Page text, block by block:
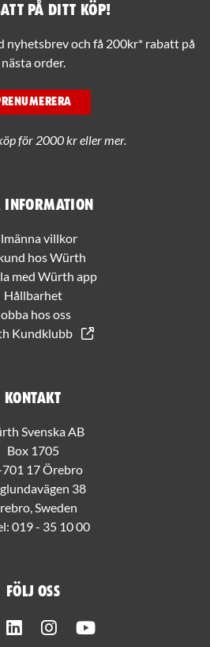
information
villkor
hos Würth
med Würth app
Hållbarhet
hos oss
Kundklubb
Kontakt
Svenska AB
Box 1705
701 17 Örebro
38
Sweden
019 - 35 10 00
Följ oss
FacebookLinkedInInstagram
på ditt köp!
nyhetsbrev och få 200kr* rabatt på
nästa order.
för 2000 kr eller mer.